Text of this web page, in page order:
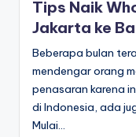
Tips Naik
Jakarta ke
Beberapa bulan
mendengar orang
penasaran karena
di Indonesia, ada
Mulai…